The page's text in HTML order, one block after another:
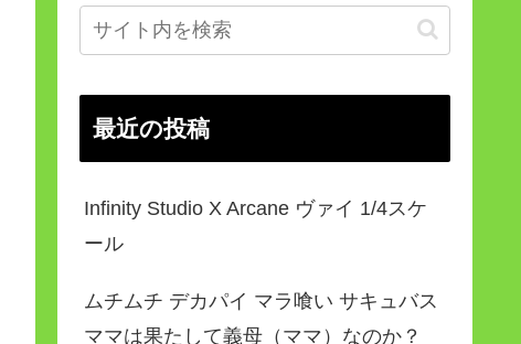
最近の投稿
Infinity Studio X Arcane ヴァイ 1/4スケ
ール
ムチムチ デカパイ マラ喰い サキュバス
ママは果たして義母（ママ）なのか？